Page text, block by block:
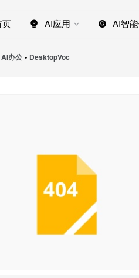
页 AI应用 AI智
AI办公 • DesktopVoc